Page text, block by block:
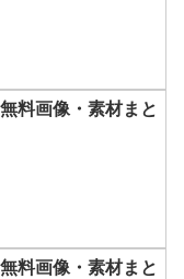
料画像・素材まと
料画像・素材まと